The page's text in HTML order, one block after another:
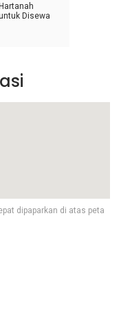
Hartanah
Disewa
dipaparkan di atas peta